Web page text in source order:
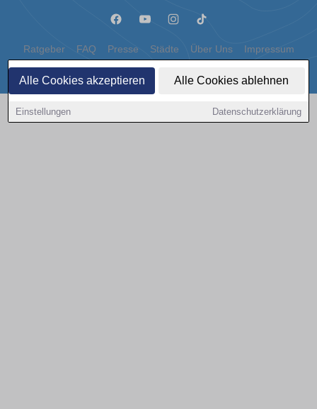
Alle Cookies akzeptieren Alle Cookies ablehnen
Einstellungen Datenschutzerklärung
Ratgeber FAQ Presse Städte Über Uns Impressum
Datenschutz Cookies
Copyright © 2000 - 2026 | 1A Infosysteme GmbH | Content by: 1a-sites-autos